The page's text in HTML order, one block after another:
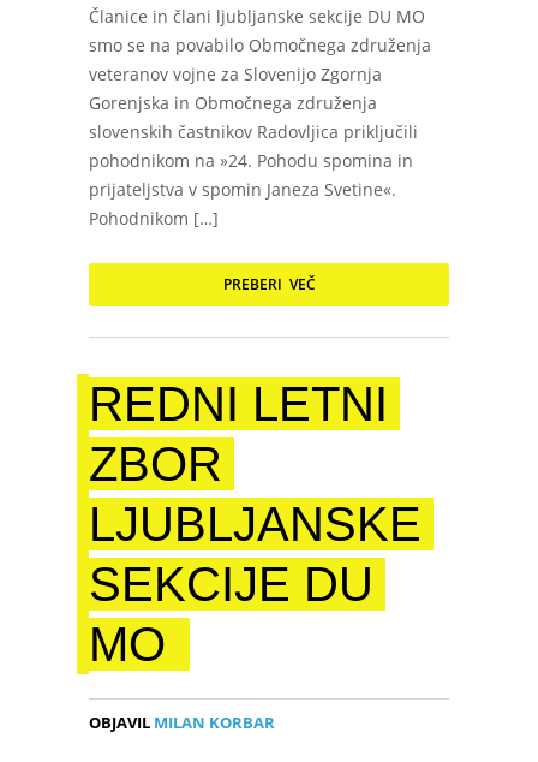
Članice in člani ljubljanske sekcije DU MO
smo se na povabilo Območnega združenja
veteranov vojne za Slovenijo Zgornja
Gorenjska in Območnega združenja
slovenskih častnikov Radovljica priključili
pohodnikom na »24. Pohodu spomina in
prijateljstva v spomin Janeza Svetine«.
Pohodnikom […]
PREBERI VEČ
REDNI LETNI
ZBOR
LJUBLJANSKE
SEKCIJE DU
MO
OBJAVIL MILAN KORBAR